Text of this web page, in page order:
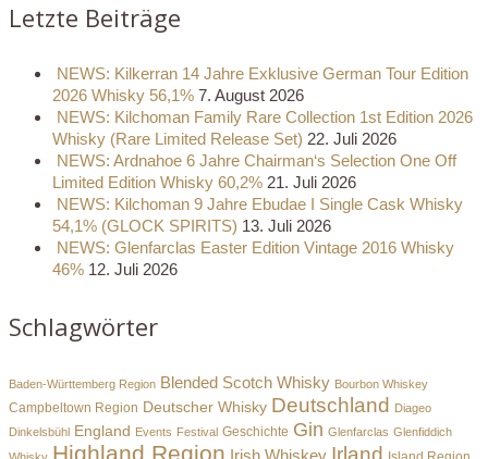
Letzte Beiträge
NEWS: Kilkerran 14 Jahre Exklusive German Tour Edition
2026 Whisky 56,1% 7. August 2026
NEWS: Kilchoman Family Rare Collection 1st Edition 2026
Whisky (Rare Limited Release Set) 22. Juli 2026
NEWS: Ardnahoe 6 Jahre Chairman‘s Selection One Off
Limited Edition Whisky 60,2% 21. Juli 2026
NEWS: Kilchoman 9 Jahre Ebudae I Single Cask Whisky
54,1% (GLOCK SPIRITS) 13. Juli 2026
NEWS: Glenfarclas Easter Edition Vintage 2016 Whisky
46% 12. Juli 2026
Schlagwörter
Baden-Württemberg Region Blended Scotch Whisky Bourbon Whiskey
Campbeltown Region Deutscher Whisky Deutschland Diageo
Dinkelsbühl England Events Festival Geschichte Gin Glenfarclas Glenfiddich
Whisky Highland Region Irish Whiskey Irland